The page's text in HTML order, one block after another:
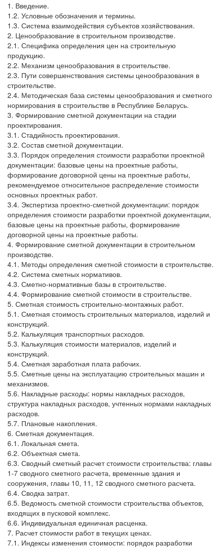
1. Введение.
1.2. Условные обозначения и термины.
1.3. Система взаимодействия субъектов хозяйствования.
2. Ценообразование в строительном производстве.
2.1. Специфика определения цен на строительную
продукцию.
2.2. Механизм ценообразования в строительстве.
2.3. Пути совершенствования системы ценообразования в
строительстве.
2.4. Методическая база системы ценообразования и сметного
нормирования в строительстве в Республике Беларусь.
3. Формирование сметной документации на стадии
проектирования.
3.1. Стадийность проектирования.
3.2. Состав сметной документации.
3.3. Порядок определения стоимости разработки проектной
документации: базовые цены на проектные работы,
формирование договорной цены на проектные работы,
рекомендуемое относительное распределение стоимости
основных проектных работ.
3.4. Экспертиза проектно-сметной документации: порядок
определения стоимости разработки проектной документации,
базовые цены на проектные работы, формирование
договорной цены на проектные работы.
4. Формирование сметной документации в строительном
производстве.
4.1. Методы определения сметной стоимости в строительстве.
4.2. Система сметных нормативов.
4.3. Сметно-нормативные базы в строительстве.
4.4. Формирование сметной стоимости в строительстве.
5. Сметная стоимость строительно-монтажных работ.
5.1. Сметная стоимость строительных материалов, изделий и
конструкций.
5.2. Калькуляция транспортных расходов.
5.3. Калькуляция стоимости материалов, изделий и
конструкций.
5.4. Сметная заработная плата рабочих.
5.5. Сметные цены на эксплуатацию строительных машин и
механизмов.
5.6. Накладные расходы: нормы накладных расходов,
структура накладных расходов, учтенных нормами накладных
расходов.
5.7. Плановые накопления.
6. Сметная документация.
6.1. Локальная смета.
6.2. Объектная смета.
6.3. Сводный сметный расчет стоимости строительства: главы
1-7 сводного сметного расчета, временные здания и
сооружения, главы 10, 11, 12 сводного сметного расчета.
6.4. Сводка затрат.
6.5. Ведомость сметной стоимости строительства объектов,
входящих в пусковой комплекс.
6.6. Индивидуальная единичная расценка.
7. Расчет стоимости работ в текущих ценах.
7.1. Индексы изменения стоимости: порядок разработки